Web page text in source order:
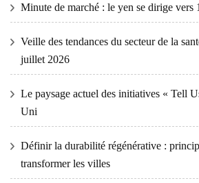
Minute de marché : le yen se dirige vers
Veille des tendances du secteur de la
juillet 2026
Le paysage actuel des initiatives « Tell
Uni
Définir la durabilité régénérative :
transformer les villes